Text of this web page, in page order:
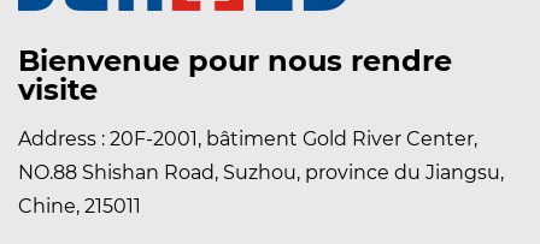
Bienvenue pour nous rendre
visite
Address : 20F-2001, bâtiment Gold River Center,
NO.88 Shishan Road, Suzhou, province du Jiangsu,
Chine, 215011